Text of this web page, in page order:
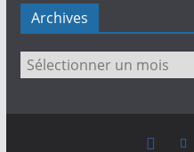
Archives
Archives